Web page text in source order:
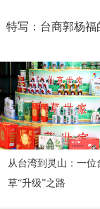
特写：台商郭杨福
从台湾到灵山：一位
草“升级”之路